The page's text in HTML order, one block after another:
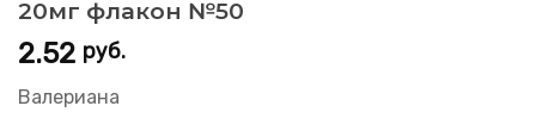
20мг флакон №50
2.52 руб.
Валериана